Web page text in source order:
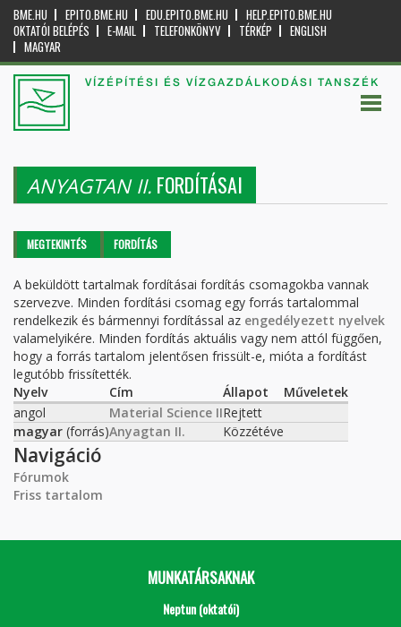
BME.HU EPITO.BME.HU EDU.EPITO.BME.HU
HELP.EPITO.BME.HU
OKTATÓI BELÉPÉS
E-MAIL TELEFONKÖNYV TÉRKÉP
ENGLISH
MAGYAR
VÍZÉPÍTÉSI ÉS VÍZGAZDÁLKODÁSI TANSZÉK
ANYAGTAN II. FORDÍTÁSAI
Elsődleges fülek
MEGTEKINTÉS FORDÍTÁS
A beküldött tartalmak fordításai fordítás csomagokba vannak
szervezve. Minden fordítási csomag egy forrás tartalommal
rendelkezik és bármennyi fordítással az engedélyezett nyelvek
valamelyikére. Minden fordítás aktuális vagy nem attól függően,
hogy a forrás tartalom jelentősen frissült-e, mióta a fordítást
legutóbb frissítették.
Nyelv
Cím Állapot
Műveletek
angol
Material Science IIRejtett
magyar (forrás)Anyagtan II. Közzétéve
Navigáció
Fórumok
Friss tartalom
MUNKATÁRSAKNAK
Neptun (oktatói)